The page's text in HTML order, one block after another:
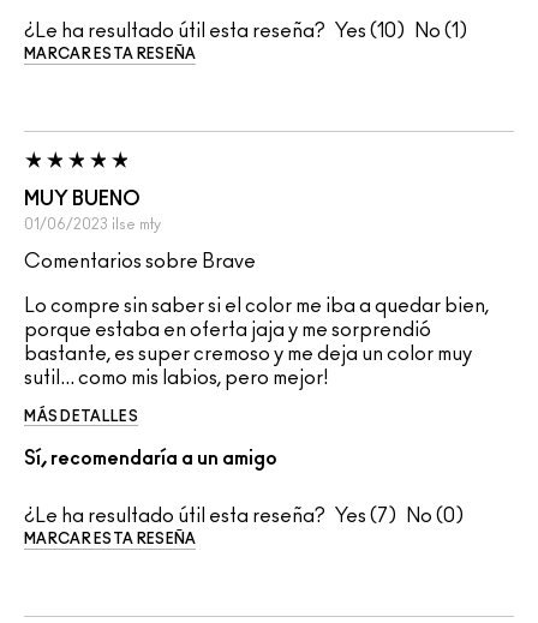
¿Le ha resultado útil esta reseña? 10 1
MARCAR ESTA RESEÑA
MUY BUENO
01/06/2023 ilse mty
Comentarios sobre Brave
Lo compre sin saber si el color me iba a quedar bien,
porque estaba en oferta jaja y me sorprendió
bastante, es super cremoso y me deja un color muy
sutil... como mis labios, pero mejor!
MÁS DETALLES
Sí, recomendaría a un amigo
¿Le ha resultado útil esta reseña? 7 0
MARCAR ESTA RESEÑA